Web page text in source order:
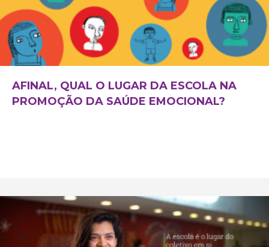
AFINAL, QUAL O LUGAR DA ESCOLA NA
PROMOÇÃO DA SAÚDE EMOCIONAL?